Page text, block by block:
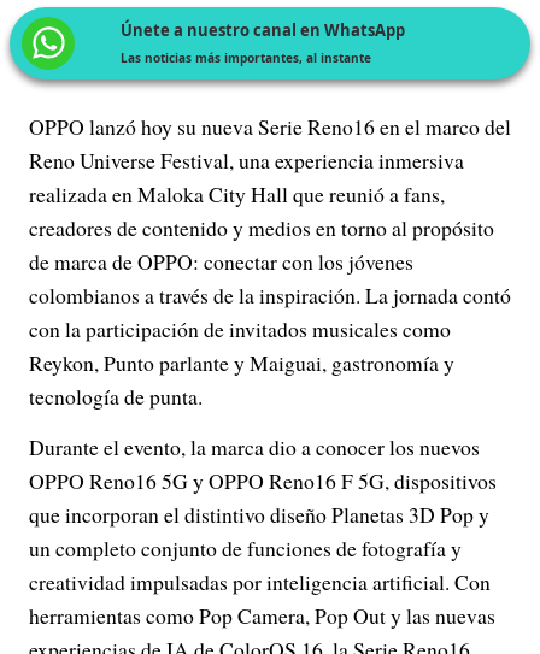
Únete a nuestro canal en WhatsApp
Las noticias más importantes, al instante
OPPO lanzó hoy su nueva Serie Reno16 en el marco del
Reno Universe Festival, una experiencia inmersiva
realizada en Maloka City Hall que reunió a fans,
creadores de contenido y medios en torno al propósito
de marca de OPPO: conectar con los jóvenes
colombianos a través de la inspiración. La jornada contó
con la participación de invitados musicales como
Reykon, Punto parlante y Maiguai, gastronomía y
tecnología de punta.
Durante el evento, la marca dio a conocer los nuevos
OPPO Reno16 5G y OPPO Reno16 F 5G, dispositivos
que incorporan el distintivo diseño Planetas 3D Pop y
un completo conjunto de funciones de fotografía y
creatividad impulsadas por inteligencia artificial. Con
herramientas como Pop Camera, Pop Out y las nuevas